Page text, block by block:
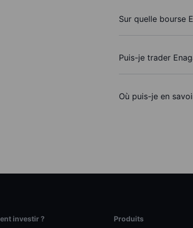
Sur quelle bourse
Puis-je trader
Où puis-je en
investir ? Produits